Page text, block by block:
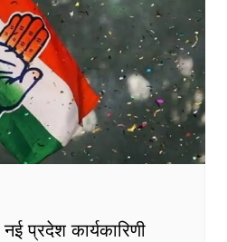
प्रदेश कार्यकारिणी